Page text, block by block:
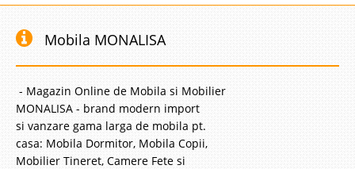
Mobila MONALISA
- Magazin Online de Mobila si Mobilier
MONALISA - brand modern import
si vanzare gama larga de mobila pt.
casa: Mobila Dormitor, Mobila Copii,
Mobilier Tineret, Camere Fete si